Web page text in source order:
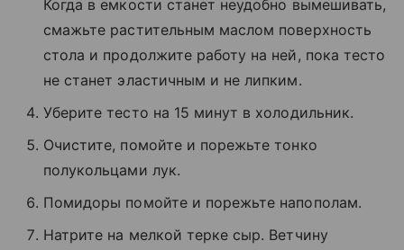
Когда в емкости станет неудобно вымешивать,
смажьте растительным маслом поверхность
стола и продолжите работу на ней, пока тесто
не станет эластичным и не липким.
Уберите тесто на 15 минут в холодильник.
Очистите, помойте и порежьте тонко
полукольцами лук.
Помидоры помойте и порежьте напополам.
Натрите на мелкой терке сыр. Ветчину